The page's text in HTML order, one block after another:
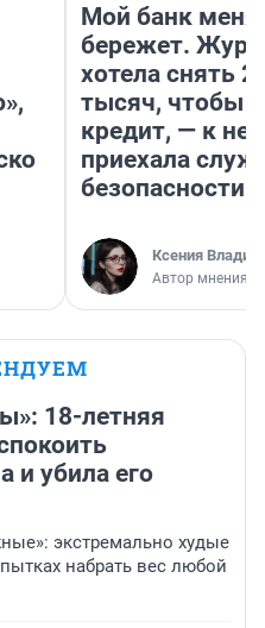
Мой банк меня
бережет.
хотела снять
тысяч, чтобы
кредит, — к
приехала
безопасности
Ксения
Автор мнения
18-летняя
и убила его
экстремально худые
набрать вес любой